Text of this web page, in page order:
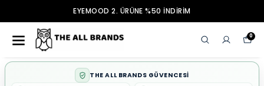
EYEMOOD 2. ÜRÜNE %50 İNDİRİM
0
THE ALL BRANDS GÜVENCESİ